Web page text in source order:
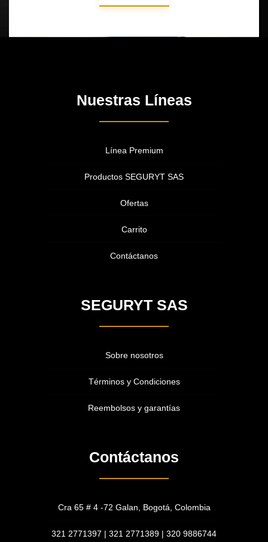
Nuestras Líneas
Línea Premium
Productos SEGURYT SAS
Ofertas
Carrito
Contáctanos
SEGURYT SAS
Sobre nosotros
Términos y Condiciones
Reembolsos y garantías
Contáctanos
Cra 65 # 4 -72 Galan, Bogotá, Colombia
321 2771397 | 321 2771389 | 320 9886744